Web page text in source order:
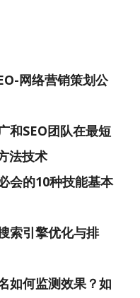
网络营销策划公
和SEO团队在最短
法技术
会的10种技能基本
索引擎优化与排
如何监测效果？如